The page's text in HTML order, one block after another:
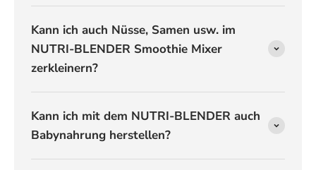
Kann ich auch Nüsse, Samen usw. im
NUTRI-BLENDER Smoothie Mixer
zerkleinern?
Kann ich mit dem NUTRI-BLENDER auch
Babynahrung herstellen?